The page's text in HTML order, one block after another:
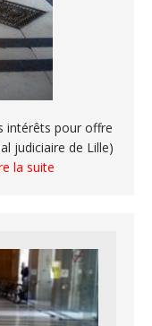
intérêts pour offre
judiciaire de Lille)
la suite